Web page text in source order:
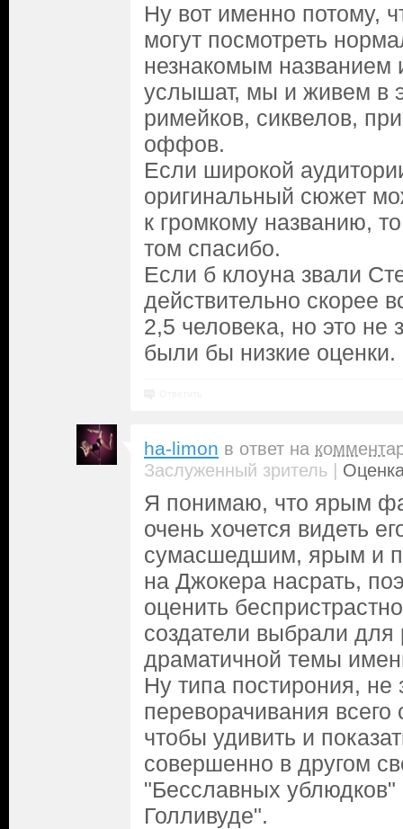
Ну вот именно потому,
могут посмотреть
незнакомым
услышат, мы и живем в
римейков, сиквелов,
оффов.
Если широкой
оригинальный сюжет
к громкому названию,
том спасибо.
Если б клоуна звали
действительно скорее
2,5 человека, но это не
были бы низкие оценки.
ha-limon в ответ на
Заслуженный зритель |
Я понимаю, что ярым
очень хочется видеть
сумасшедшим, ярым и
на Джокера насрать,
оценить
создатели выбрали
драматичной темы
Ну типа постирония,
переворачивания всего
чтобы удивить и
совершенно в другом
"Бесславных
Голливуде".